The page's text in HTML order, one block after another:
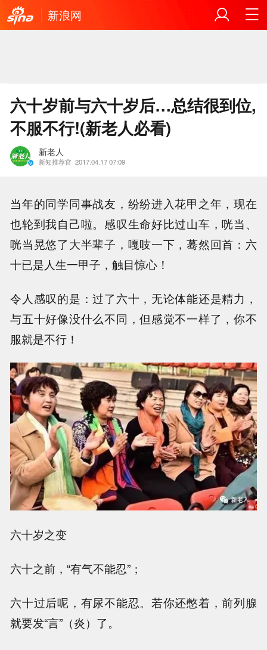
新浪网
六十岁前与六十岁后…总结很到位,
不服不行!(新老人必看)
新老人
新知推荐官 2017.04.17 07:09
当年的同学同事战友，纷纷进入花甲之年，现在
也轮到我自己啦。感叹生命好比过山车，咣当、
咣当晃悠了大半辈子，嘎吱一下，蓦然回首：六
十已是人生一甲子，触目惊心！
令人感叹的是：过了六十，无论体能还是精力，
与五十好像没什么不同，但感觉不一样了，你不
服就是不行！
六十岁之变
六十之前，“有气不能忍”；
六十过后呢，有尿不能忍。若你还憋着，前列腺
就要发“言”（炎）了。